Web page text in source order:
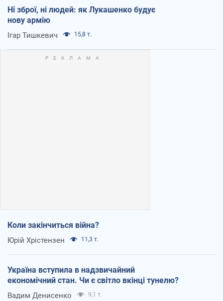
Ні зброї, ні людей: як Лукашенко будує
нову армію
Ігар Тишкевич 15,8 т.
Коли закінчиться війна?
Юрій Хрістензен 11,3 т.
Україна вступила в надзвичайний
економічний стан. Чи є світло вкінці тунелю?
Вадим Денисенко 9,1 т.